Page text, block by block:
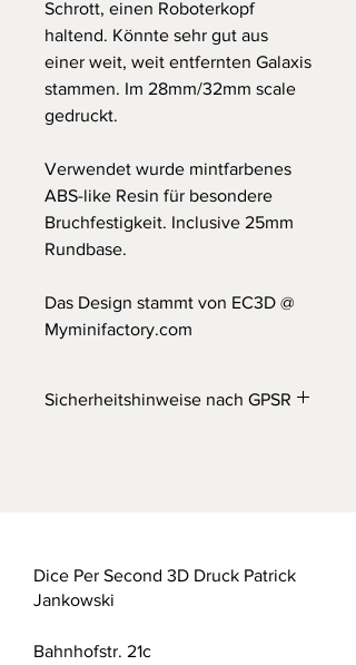
Schrott, einen Roboterkopf
haltend. Könnte sehr gut aus
einer weit, weit entfernten Galaxis
stammen. Im 28mm/32mm scale
gedruckt.
Verwendet wurde mintfarbenes
ABS-like Resin für besondere
Bruchfestigkeit. Inclusive 25mm
Rundbase.
Das Design stammt von EC3D @
Myminifactory.com
Sicherheitshinweise nach GPSR
Dieses Produkt wurde im SLA 3D
Druck Verfahren aus UV Resin
aktuellem Stand der Technik gereinigt
Dice Per Second 3D Druck Patrick
Jankowski
Bahnhofstr. 21c